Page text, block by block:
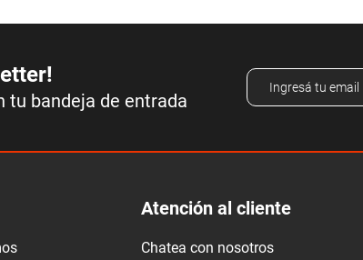
tu bandeja de entrada
Atención al cliente
Chatea con nosotros